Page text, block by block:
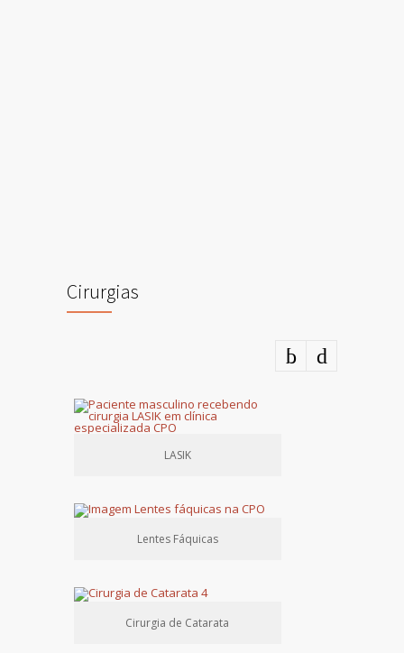
Cirurgias
LASIK
Lentes Fáquicas
Cirurgia de Catarata